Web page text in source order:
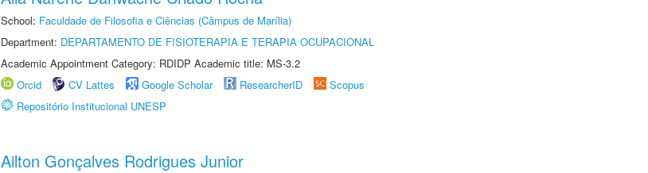
School: Faculdade de Filosofia e Ciências (Câmpus de Marília)
Department: DEPARTAMENTO DE FISIOTERAPIA E TERAPIA OCUPACIONAL
Academic Appointment Category: RDIDP Academic title: MS-3.2
Orcid
CV Lattes Google Scholar ResearcherID
Scopus
Repositório Institucional UNESP
Ailton Gonçalves Rodrigues Junior